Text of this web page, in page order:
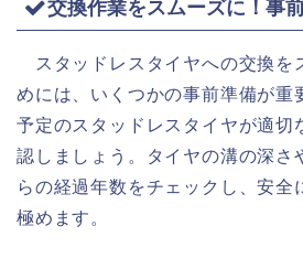
交換作業をスムーズに！事
スタッドレスタイヤへの交換を
めには、いくつかの事前準備が重
予定のスタッドレスタイヤが適切
認しましょう。タイヤの溝の深さ
らの経過年数をチェックし、安全
極めます。